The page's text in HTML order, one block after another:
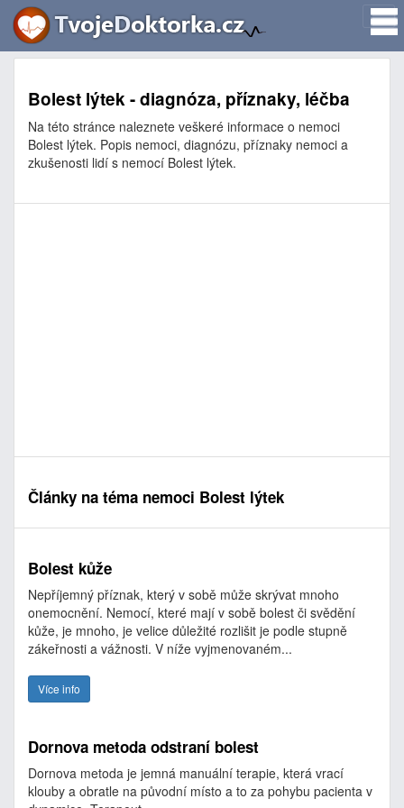
Bolest lýtek - diagnóza, příznaky, léčba
Na této stránce naleznete veškeré informace o nemoci
Bolest lýtek. Popis nemoci, diagnózu, příznaky nemoci a
zkušenosti lidí s nemocí Bolest lýtek.
Články na téma nemoci Bolest lýtek
Bolest kůže
Nepříjemný příznak, který v sobě může skrývat mnoho
onemocnění. Nemocí, které mají v sobě bolest či svědění
kůže, je mnoho, je velice důležité rozlišit je podle stupně
zákeřnosti a vážnosti. V níže vyjmenovaném...
Více info
Dornova metoda odstraní bolest
Dornova metoda je jemná manuální terapie, která vrací
klouby a obratle na původní místo a to za pohybu pacienta v